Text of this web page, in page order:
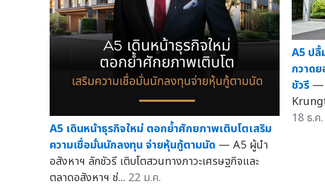
A5 เดินหน้าธุรกิจใหม่ ตอกย้ำศักยภาพเติบโตเสริม
ความเชื่อมั่นนักลงทุน จ่ายหุ้นกู้ตามนัด — A5 ผู้นำ
อสังหาฯ ลักชัวรี เติบโตสวนทางภาวะเศรษฐกิจและ
ตลาดอสังหาฯ ช่... 22 ม.ค.
A5 ป
กวาด
ชัวรี —
18 ธ.ค.